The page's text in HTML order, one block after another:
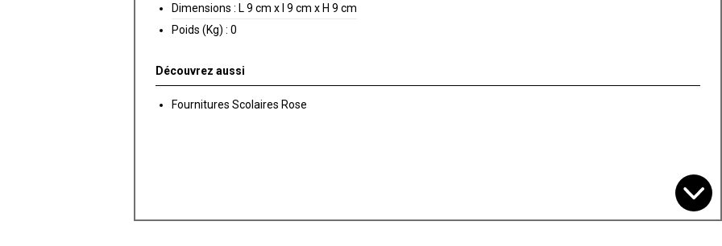
Dimensions : L 9 cm x l 9 cm x H 9 cm
Poids (Kg) : 0
Découvrez aussi
Fournitures Scolaires Rose